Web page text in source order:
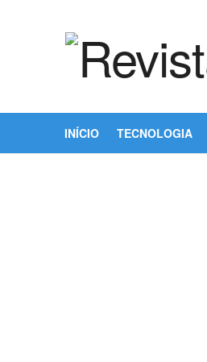
INÍCIO TECNOLOGIA